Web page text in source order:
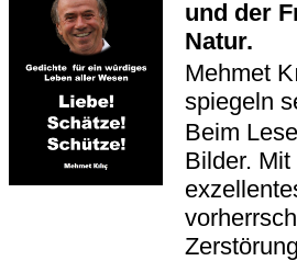
und der
Natur.
Mehmet
spiegeln
Beim
Bilder. Mit